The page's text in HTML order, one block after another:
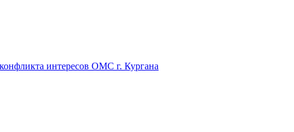
интересов ОМС г. Кургана